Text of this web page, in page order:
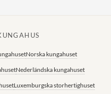
Norska kungahuset
Nederländska kungahuset
Luxemburgska storhertighuset